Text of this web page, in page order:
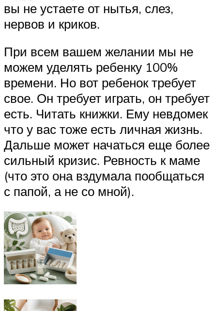
вы не устаете от нытья, слез,
нервов и криков.
При всем вашем желании мы не
можем уделять ребенку 100%
времени. Но вот ребенок требует
свое. Он требует играть, он требует
есть. Читать книжки. Ему невдомек
что у вас тоже есть личная жизнь.
Дальше может начаться еще более
сильный кризис. Ревность к маме
(что это она вздумала пообщаться
с папой, а не со мной).